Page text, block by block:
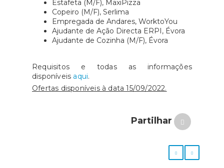
Estafeta (M/F), MaxiPizza
Copeiro (M/F), Serlima
Empregada de Andares, WorktoYou
Ajudante de Ação Directa ERPI, Évora
Ajudante de Cozinha (M/F), Évora
Requisitos e todas as informações
disponíveis aqui.
Ofertas disponíveis à data 15/09/2022.
Partilhar